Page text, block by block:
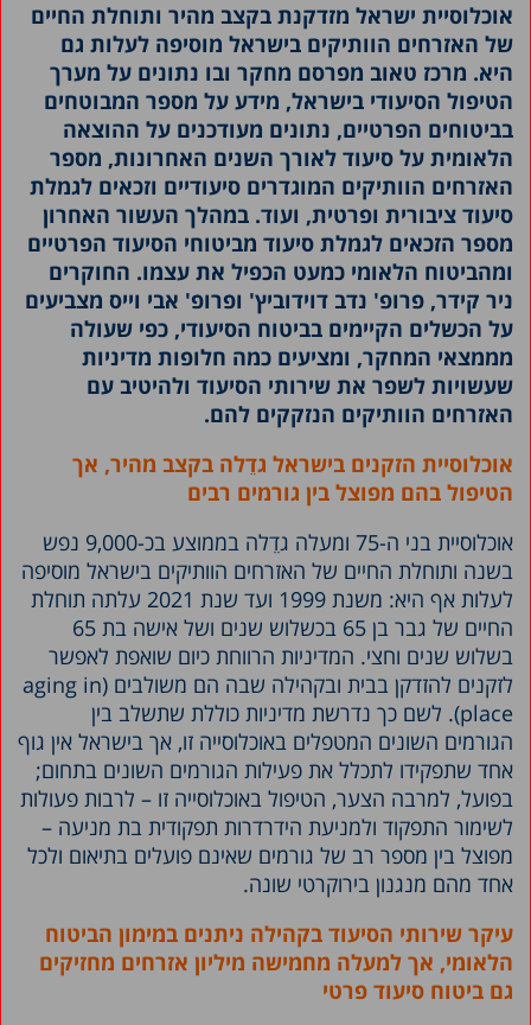
אוכלוסיית ישראל מזדקנת בקצב מהיר ותוחלת החיים
של האזרחים הוותיקים בישראל מוסיפה לעלות גם
היא. מרכז טאוב מפרסם מחקר ובו נתונים על מערך
הטיפול הסיעודי בישראל, מידע על מספר המבוטחים
בביטוחים הפרטיים, נתונים מעודכנים על ההוצאה
הלאומית על סיעוד לאורך השנים האחרונות, מספר
האזרחים הוותיקים המוגדרים סיעודיים וזכאים לגמלת
סיעוד ציבורית ופרטית, ועוד. במהלך העשור האחרון
מספר הזכאים לגמלת סיעוד מביטוחי הסיעוד הפרטיים
ומהביטוח הלאומי כמעט הכפיל את עצמו. החוקרים
ניר קידר, פרופ' נדב דוידוביץ' ופרופ' אבי וייס מצביעים
על הכשלים הקיימים בביטוח הסיעודי, כפי שעולה
מממצאי המחקר, ומציעים כמה חלופות מדיניות
שעשויות לשפר את שירותי הסיעוד ולהיטיב עם
האזרחים הוותיקים הנזקקים להם.
אוכלוסיית הזקנים בישראל גדֵלה בקצב מהיר, אך
הטיפול בהם מפוצל בין גורמים רבים
אוכלוסיית בני ה-75 ומעלה גדֵלה בממוצע בכ-9,000 נפש
בשנה ותוחלת החיים של האזרחים הוותיקים בישראל מוסיפה
לעלות אף היא: משנת 1999 ועד שנת 2021 עלתה תוחלת
החיים של גבר בן 65 בכשלוש שנים ושל אישה בת 65
בשלוש שנים וחצי. המדיניות הרווחת כיום שואפת לאפשר
לזקנים להזדקן בבית ובקהילה שבה הם משולבים (aging in
place). לשם כך נדרשת מדיניות כוללת שתשלב בין
הגורמים השונים המטפלים באוכלוסייה זו, אך בישראל אין גוף
אחד שתפקידו לתכלל את פעילות הגורמים השונים בתחום;
בפועל, למרבה הצער, הטיפול באוכלוסייה זו – לרבות פעולות
לשימור התפקוד ולמניעת הידרדרות תפקודית בת מניעה –
מפוצל בין מספר רב של גורמים שאינם פועלים בתיאום ולכל
אחד מהם מנגנון בירוקרטי שונה.
עיקר שירותי הסיעוד בקהילה ניתנים במימון הביטוח
הלאומי, אך למעלה מחמישה מיליון אזרחים מחזיקים
גם ביטוח סיעוד פרטי